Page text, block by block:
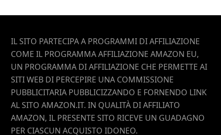
Footer
IL SITO PARTECIPA A PROGRAMMI DI AFFILIAZIONE
COME IL PROGRAMMA AFFILIAZIONE AMAZON EU,
UN PROGRAMMA DI AFFILIAZIONE CHE PERMETTE AI
SITI WEB DI PERCEPIRE UNA COMMISSIONE
PUBBLICITARIA PUBBLICIZZANDO E FORNENDO LINK
AL SITO AMAZON.IT. IN QUALITÀ DI AFFILIATO
AMAZON, IL PRESENTE SITO RICEVE UN GUADAGNO
PER CIASCUN ACQUISTO IDONEO.